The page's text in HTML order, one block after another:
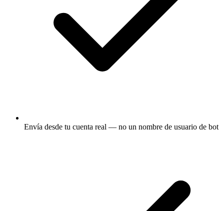
Envía desde tu cuenta real — no un nombre de usuario de bot